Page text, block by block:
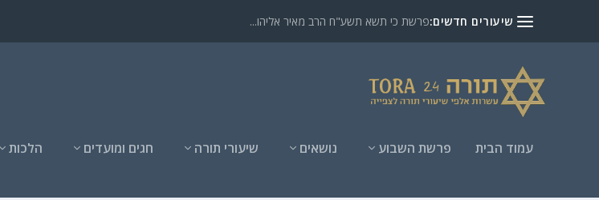
שיעורים חדשים:פרשת כי תשא תשע"ח הרב מאיר אליהו...
עמוד הבית פרשת השבוע נושאים שיעורי תורה חגים ומועדים הלכות